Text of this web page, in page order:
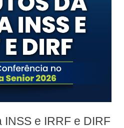
INSS e IRRF e DIRF